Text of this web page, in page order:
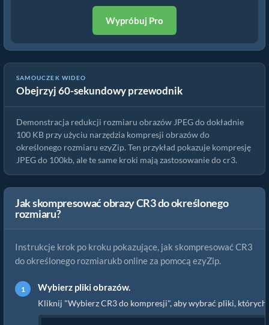
Wypróbuj Pro
SAMOUCZEK WIDEO
Obejrzyj 60-sekundowy przewodnik
Jak skompresować cr3 do określonego rozmiaru
Demonstracja redukcji rozmiaru obrazów JPEG do dokładnie
100 KB przy użyciu narzędzia kompresji obrazów do
określonego rozmiaru ezyZip. Ten przykład pokazuje kompresję
JPEG do 100kb, ale te same kroki mają zastosowanie do cr3.
Jak skompresować obrazy CR3 do określonego
rozmiaru?
Instrukcje krok po kroku pokazujące, jak skompresować CR3
do określonego rozmiarukb online za pomocą ezyZip.
Wybierz pliki obrazów.
Kliknij "Wybierz CR3 do kompresji", aby wybrać pliki, których